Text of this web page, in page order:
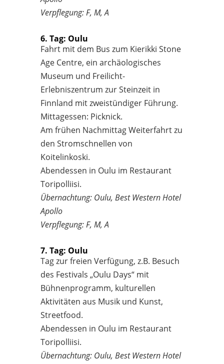
Verpflegung: F, M, A
6. Tag: Oulu
Fahrt mit dem Bus zum Kierikki Stone
Age Centre, ein archäologisches
Museum und Freilicht-
Erlebniszentrum zur Steinzeit in
Finnland mit zweistündiger Führung.
Mittagessen: Picknick.
Am frühen Nachmittag Weiterfahrt zu
den Stromschnellen von
Koitelinkoski.
Abendessen in Oulu im Restaurant
Toripolliisi.
Übernachtung: Oulu, Best Western Hotel
Apollo
Verpflegung: F, M, A
7. Tag: Oulu
Tag zur freien Verfügung, z.B. Besuch
des Festivals „Oulu Days“ mit
Bühnenprogramm, kulturellen
Aktivitäten aus Musik und Kunst,
Streetfood.
Abendessen in Oulu im Restaurant
Toripolliisi.
Übernachtung: Oulu, Best Western Hotel